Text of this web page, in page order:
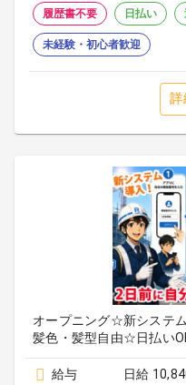
履歴書不要 日払い
未経験・初心者歓迎
詳
オープニング☆新システ
髪色・髪型自由☆日払い
給与
日給